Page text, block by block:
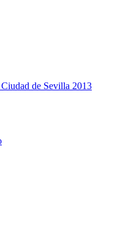
de Sevilla 2013